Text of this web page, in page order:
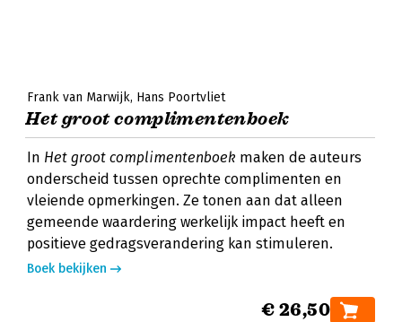
Frank van Marwijk Hans Poortvliet
Het groot complimentenboek
In Het groot complimentenboek maken de auteurs
onderscheid tussen oprechte complimenten en
vleiende opmerkingen. Ze tonen aan dat alleen
gemeende waardering werkelijk impact heeft en
positieve gedragsverandering kan stimuleren.
Boek bekijken
€ 26,50